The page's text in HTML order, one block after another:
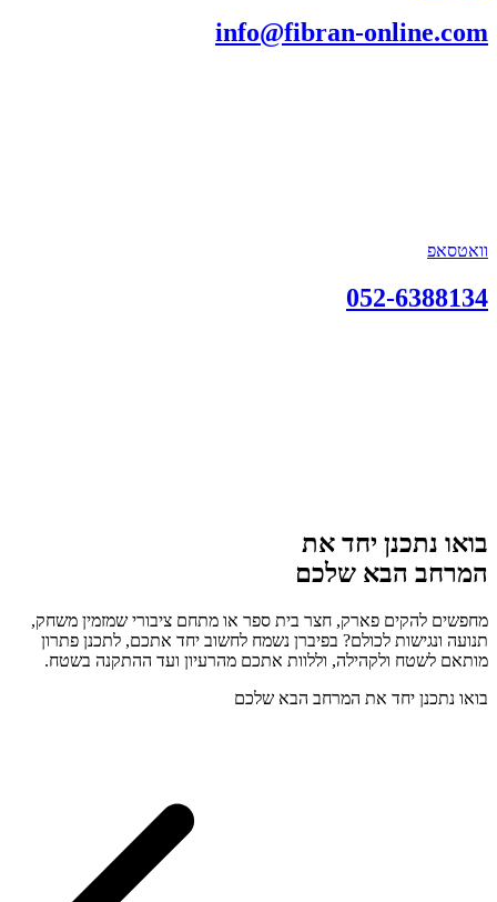
info@fibran-online.com
וואטסאפ
052-6388134
בואו נתכנן יחד את
המרחב הבא שלכם
מחפשים להקים פארק, חצר בית ספר או מתחם ציבורי שמזמין משחק,
תנועה ונגישות לכולם? בפיברן נשמח לחשוב יחד אתכם, לתכנן פתרון
מותאם לשטח ולקהילה, וללוות אתכם מהרעיון ועד ההתקנה בשטח.
בואו נתכנן יחד את המרחב הבא שלכם